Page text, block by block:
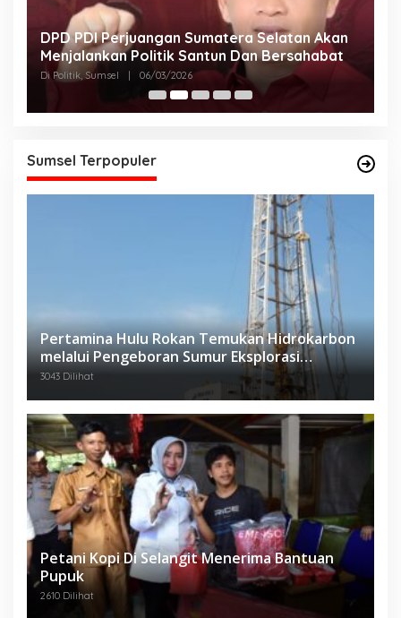
DPD PDI Perjuangan Sumatera Selatan Akan
Menjalankan Politik Santun Dan Bersahabat
Di Politik, Sumsel 06/03/2026
Sumsel Terpopuler
Pertamina Hulu Rokan Temukan Hidrokarbon
melalui Pengeboran Sumur Eksplorasi
Anggrek Violet (AVO)-001
3043 Dilihat
Petani Kopi Di Selangit Menerima Bantuan
Pupuk
2610 Dilihat